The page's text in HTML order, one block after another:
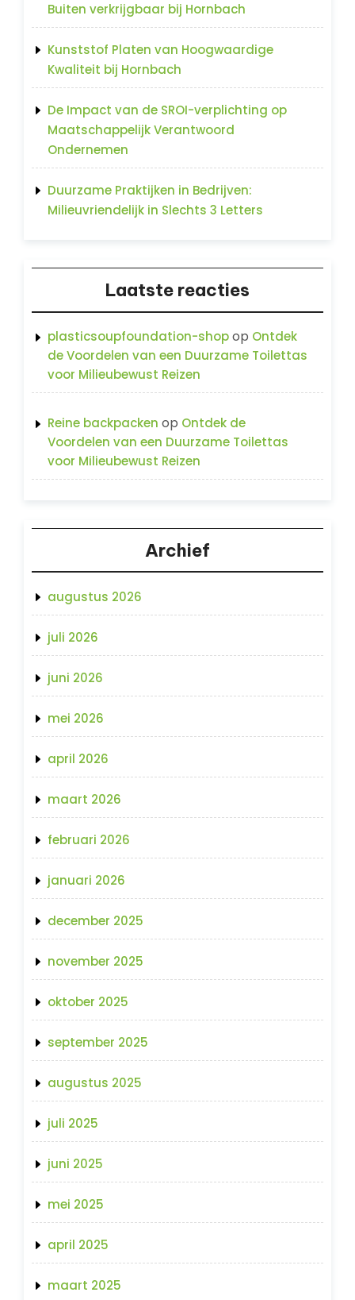
Buiten verkrijgbaar bij Hornbach
Kunststof Platen van Hoogwaardige
Kwaliteit bij Hornbach
De Impact van de SROI-verplichting op
Maatschappelijk Verantwoord
Ondernemen
Duurzame Praktijken in Bedrijven:
Milieuvriendelijk in Slechts 3 Letters
Laatste reacties
plasticsoupfoundation-shopop Ontdek
de Voordelen van een Duurzame Toilettas
voor Milieubewust Reizen
Reine backpacken op Ontdek de
Voordelen van een Duurzame Toilettas
voor Milieubewust Reizen
Archief
augustus 2026
juli 2026
juni 2026
mei 2026
april 2026
maart 2026
februari 2026
januari 2026
december 2025
november 2025
oktober 2025
september 2025
augustus 2025
juli 2025
juni 2025
mei 2025
april 2025
maart 2025